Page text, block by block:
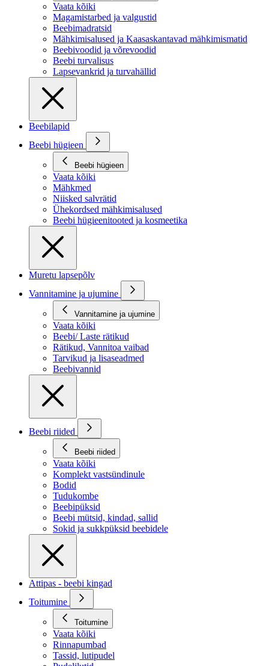
Vaata kõiki
Magamistarbed ja valgustid
Beebimadratsid
Mähkimisalused ja Kaasaskantavad mähkimismatid
Beebivoodid ja võrevoodid
Beebi turvalisus
Lapsevankrid ja turvahällid
Beebilapid
Beebi hügieen
Beebi hügieen
Vaata kõiki
Mähkmed
Niisked salvrätid
Ühekordsed mähkimisalused
Beebi hügieenitooted ja kosmeetika
Muretu lapsepõlv
Vannitamine ja ujumine
Vannitamine ja ujumine
Vaata kõiki
Beebi/ Laste rätikud
Rätikud, Vannitoa vaibad
Tarvikud ja lisaseadmed
Beebivannid
Beebi riided
Beebi riided
Vaata kõiki
Komplekt vastsündinule
Bodid
Tudukombe
Beebipüksid
Beebi mütsid, kindad, sallid
Sokid ja sukkpüksid beebidele
Attipas - beebi kingad
Toitumine
Toitumine
Vaata kõiki
Rinnapumbad
Tassid, lutipudel